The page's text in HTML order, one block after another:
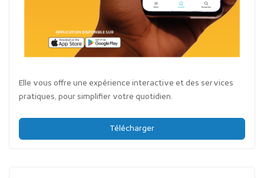
Elle vous offre une expérience interactive et des services
pratiques, pour simplifier votre quotidien.
Télécharger